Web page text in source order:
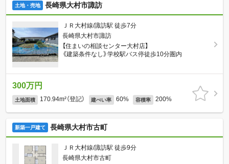
土地・売地 長崎県大村市諏訪
ＪＲ大村線/諏訪駅 徒歩7分
長崎県大村市諏訪
【住まいの相談センター大村店】
《建築条件なし》学校駅バス停徒歩10分圏内
300万円
土地面積 170.94m²（登記） 建ぺい率 60% 容積率 200%
新築一戸建て 長崎県大村市古町
ＪＲ大村線/諏訪駅 徒歩9分
長崎県大村市古町